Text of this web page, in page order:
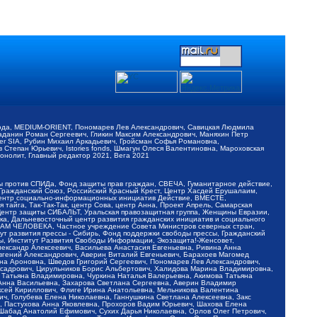
MEDIUM-ORIENT, Пономарев Лев Александрович, Савицкая Людмила
Роман Сергеевич, Гликин Максим Александрович, Маняхин Петр
Рубин Михаил Аркадьевич, Гройсман Софья Романовна,
Юрьевич, Istories fonds, Шмагун Олеся Валентиновна, Мароховская
Главный редактор 2021, Вега 2021
СПИДа, Фонд защиты прав граждан, СВЕЧА, Гуманитарное действие,
Союз, Российский Красный Крест, Центр Хасдей Ерушалаим,
социально-информационных инициатив Действие, ВМЕСТЕ,
Так-Так-Так, центр Сова, центр Анна, Проект Апрель, Самарская
защиты СИБАЛЬТ, Уральская правозащитная группа, Женщины Евразии,
Дальневосточный центр развития гражданских инициатив и социального
ЧЕЛОВЕКА, Частное учреждение Совета Министров северных стран,
прессы - Сибирь, Фонд поддержки свободы прессы, Гражданский
Институт Развития Свободы Информации, Экозащита!-Женсовет,
Алексеевич, Васильева Анастасия Евгеньевна, Ривина Анна
Александрович, Аверин Виталий Евгеньевич, Барахоев Магомед
Шведов Григорий Сергеевич, Пономарев Лев Александрович,
Цирульников Борис Альбертович, Халидова Марина Владимировна,
Владимировна, Чуркина Наталья Валерьевна, Акимова Татьяна
Васильевна, Захарова Светлана Сергеевна, Аверин Владимир
Кириллович, Флиге Ирина Анатольевна, Мельникова Валентина
Елена Николаевна, Ганнушкина Светлана Алексеевна, Закс
Анна Яковлевна, Прохоров Вадим Юрьевич, Шахова Елена
Анатолий Ефимович, Сухих Дарья Николаевна, Орлов Олег Петрович,